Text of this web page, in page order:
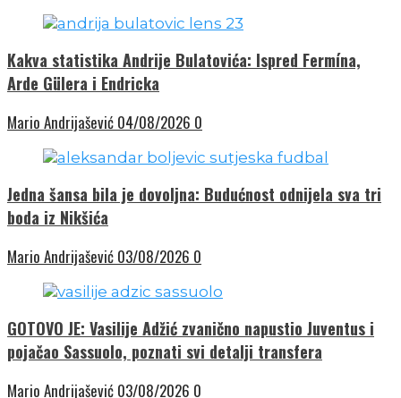
Kakva statistika Andrije Bulatovića: Ispred Fermína,
Arde Gülera i Endricka
Mario Andrijašević 04/08/2026 0
Jedna šansa bila je dovoljna: Budućnost odnijela sva tri
boda iz Nikšića
Mario Andrijašević 03/08/2026 0
GOTOVO JE: Vasilije Adžić zvanično napustio Juventus i
pojačao Sassuolo, poznati svi detalji transfera
Mario Andrijašević 03/08/2026 0